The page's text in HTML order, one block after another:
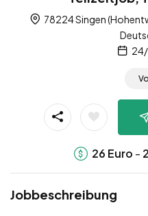
78224 Singen
26 Euro -
Jobbeschreibung